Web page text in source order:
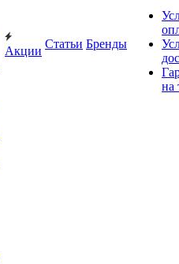
Акции
Статьи Бренды
на